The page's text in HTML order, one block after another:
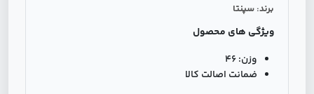
برند: سپنتا
ویژگی های محصول
وزن:46
ضمانت اصالت کالا